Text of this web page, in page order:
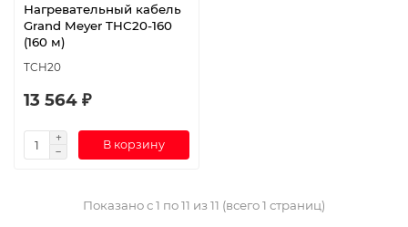
Нагревательный кабель
Grand Meyer THC20-160
(160 м)
TCH20
13 564 ₽
В корзину
Показано с 1 по 11 из 11 (всего 1 страниц)